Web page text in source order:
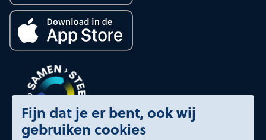
Fijn dat je er bent, ook wij
gebruiken cookies